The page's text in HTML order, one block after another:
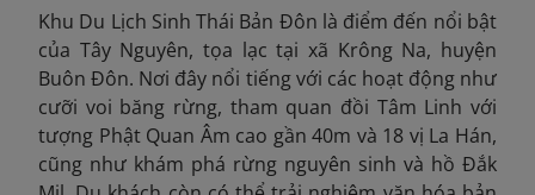
Khu Du Lịch Sinh Thái Bản Đôn là điểm đến nổi bật
của Tây Nguyên, tọa lạc tại xã Krông Na, huyện
Buôn Đôn. Nơi đây nổi tiếng với các hoạt động như
cưỡi voi băng rừng, tham quan đồi Tâm Linh với
tượng Phật Quan Âm cao gần 40m và 18 vị La Hán,
cũng như khám phá rừng nguyên sinh và hồ Đắk